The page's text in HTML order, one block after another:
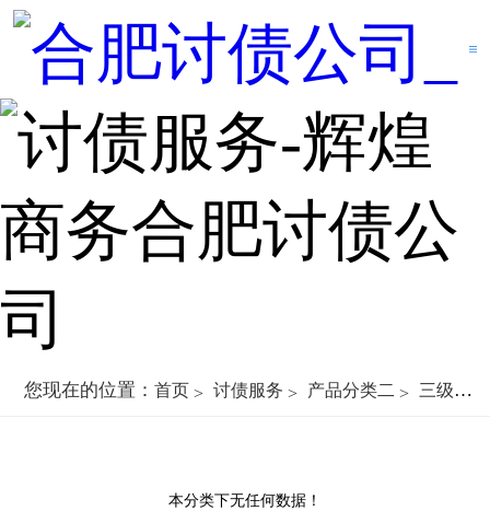
您现在的位置： 首页 讨债服务 产品分类二 三级子类六
本分类下无任何数据！